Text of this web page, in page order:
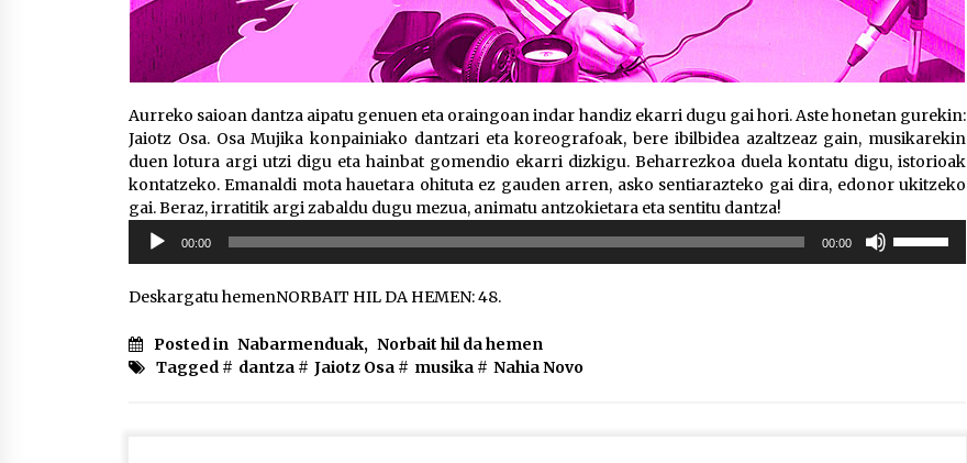
Aurreko saioan dantza aipatu genuen eta oraingoan indar handiz ekarri dugu gai hori. Aste honetan gurekin:
Jaiotz Osa. Osa Mujika konpainiako dantzari eta koreografoak, bere ibilbidea azaltzeaz gain, musikarekin
duen lotura argi utzi digu eta hainbat gomendio ekarri dizkigu. Beharrezkoa duela kontatu digu, istorioak
kontatzeko. Emanaldi mota hauetara ohituta ez gauden arren, asko sentiarazteko gai dira, edonor ukitzeko
gai. Beraz, irratitik argi zabaldu dugu mezua, animatu antzokietara eta sentitu dantza!
Soinu
erreproduzigailua
00:00 00:00
Deskargatu hemenNORBAIT HIL DA HEMEN: 48.
Posted in Nabarmenduak, Norbait hil da hemen
Tagged # dantza # Jaiotz Osa # musika # Nahia Novo